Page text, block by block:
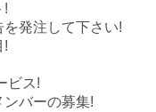
!
発注して下さい!
!
ビス!
バーの募集!